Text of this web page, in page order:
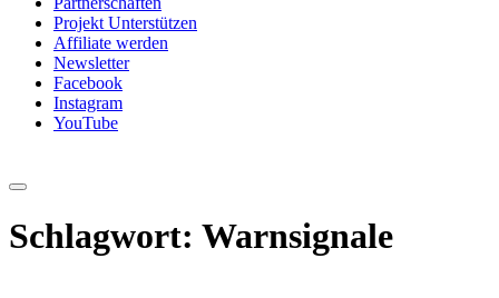
Projekt Unterstützen
Affiliate werden
Newsletter
Facebook
Instagram
YouTube
Schlagwort: Warnsignale